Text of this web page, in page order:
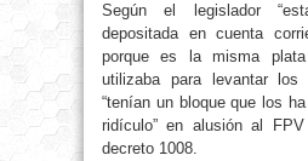
Según el legislador
depositada en cuenta
porque es la misma
utilizaba para levantar los
“tenían un bloque que los
ridículo” en alusión al
decreto 1008.